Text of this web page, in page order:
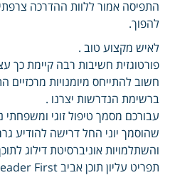
התפיסה אמור ללוות ההדרכה
להפוך.
לאיש מקצוע טוב .
פורטוגזית חשיבות רבה קיימת
חשוב להתייחס מיומנויות
ברשימת הנדרשות יצרנו .
עבורכם מסמך טיפול זוגי
שהוסמך יוני החל דרישה להודיע
והשתלמויות אוניברסיטת דילוג